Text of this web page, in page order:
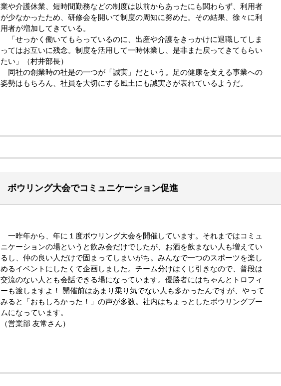
業や介護休業、短時間勤務などの制度は以前からあったにも関わらず、利用者
が少なかったため、研修会を開いて制度の周知に努めた。その結果、徐々に利
用者が増加してきている。
「せっかく働いてもらっているのに、出産や介護をきっかけに退職してしま
ってはお互いに残念。制度を活用して一時休業し、是非また戻ってきてもらい
たい」（村井部長）
同社の創業時の社是の一つが「誠実」だという。足の健康を支える事業への
姿勢はもちろん、社員を大切にする風土にも誠実さが表れているようだ。
ボウリング大会でコミュニケーション促進
一昨年から、年に１度ボウリング大会を開催しています。それまではコミュ
ニケーションの場というと飲み会だけでしたが、お酒を飲まない人も増えてい
るし、仲の良い人だけで固まってしまいがち。みんなで一つのスポーツを楽し
めるイベントにしたくて企画しました。チーム分けはくじ引きなので、普段は
交流のない人とも会話できる場になっています。優勝者にはちゃんとトロフィ
ーも渡しますよ！ 開催前はあまり乗り気でない人も多かったんですが、やって
みると「おもしろかった！」の声が多数。社内はちょっとしたボウリングブー
ムになっています。
（営業部 友常さん）